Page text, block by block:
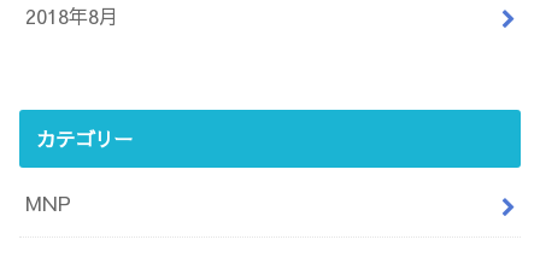
2018年8月
カテゴリー
MNP